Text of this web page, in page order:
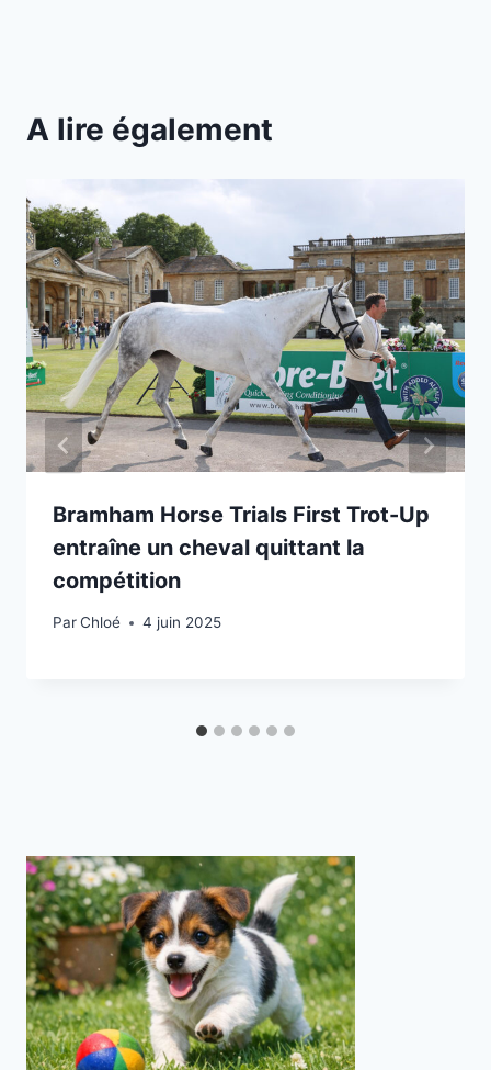
A lire également
Bramham Horse Trials First Trot-Up
entraîne un cheval quittant la
compétition
ParChloé 4 juin 2025